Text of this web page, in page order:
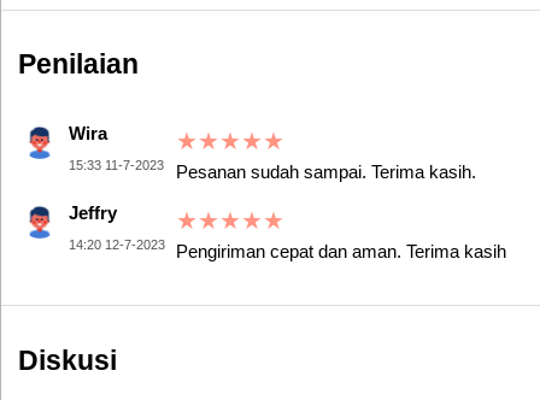
Penilaian
Wira
15:33 11-7-2023
★★★★★
Pesanan sudah sampai. Terima kasih.
Jeffry
14:20 12-7-2023
★★★★★
Pengiriman cepat dan aman. Terima kasih
Diskusi